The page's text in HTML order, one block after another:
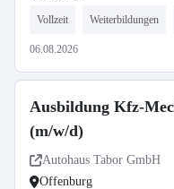
Vollzeit Weiterbildungen
06.08.2026
Ausbildung Kfz-
(m/w/d)
Autohaus Tabor GmbH
Offenburg